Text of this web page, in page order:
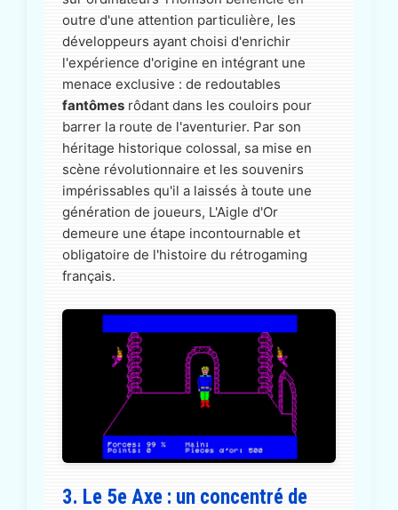
outre d'une attention particulière, les
développeurs ayant choisi d'enrichir
l'expérience d'origine en intégrant une
menace exclusive : de redoutables
fantômes rôdant dans les couloirs pour
barrer la route de l'aventurier. Par son
héritage historique colossal, sa mise en
scène révolutionnaire et les souvenirs
impérissables qu'il a laissés à toute une
génération de joueurs, L'Aigle d'Or
demeure une étape incontournable et
obligatoire de l'histoire du rétrogaming
français.
3. Le 5e Axe : un concentré de